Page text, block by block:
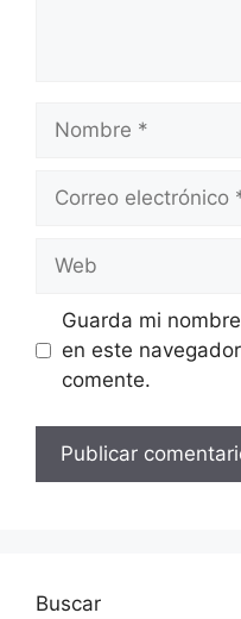
Nombre
Correo
Web
Guarda mi
en este
comente.
Buscar